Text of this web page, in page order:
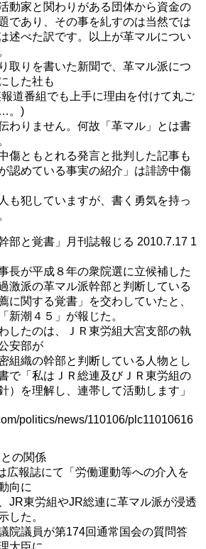
動家と関わりがある団体から資金の
であり、その事を糺すのは当然では
述べた訳です。以上が革マルについ
取りを書いた新聞で、革マル派につ
した社も
道番組でも上手に理由を付けて丸ご
。)
わりません。何故「革マル」とは書
傷ともとれる発言と批判した記事も
認めている事実の紹介」は誹謗中傷
も犯していますが、書く勇気を持っ
部と覚書」月刊誌報じる 2010.7.17 1
長が平成８年の衆院選に立候補した
激派の革マル派幹部と判断している
に関する覚書」を交わしていたと、
新潮４５」が報じた。
したのは、ＪＲ東労組大宮支部の執
安部が
組織の幹部と判断している人物とし
で「私はＪＲ総連及びＪＲ東労組の
）を理解し、連帯して活動します」
politics/news/110106/plc11010616
の関係
広報誌にて「労働運動等への介入を
向に
JR東労組やJR総連に革マル派が浸透
した。
院議員が第174回通常国会の質問答
大臣に